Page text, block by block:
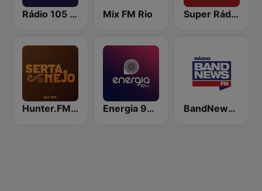
Rádio 105 FM Mix FM Rio Super Rádio Tupi
Hunter.FM - Sertanejo Energia 97 FM BandNews FM - 96.9 SP